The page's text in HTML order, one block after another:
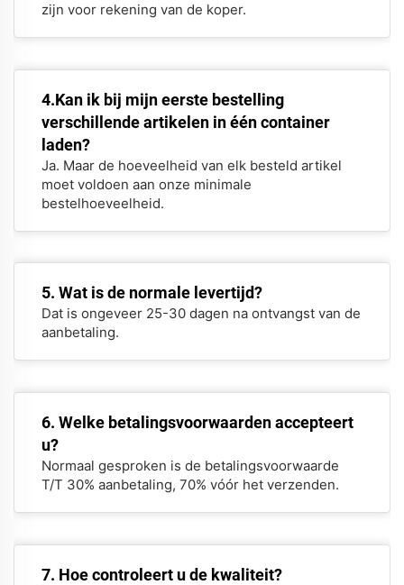
zijn voor rekening van de koper.
4.Kan ik bij mijn eerste bestelling
verschillende artikelen in één container
laden?
Ja. Maar de hoeveelheid van elk besteld artikel
moet voldoen aan onze minimale
bestelhoeveelheid.
5. Wat is de normale levertijd?
Dat is ongeveer 25-30 dagen na ontvangst van de
aanbetaling.
6. Welke betalingsvoorwaarden accepteert
u?
Normaal gesproken is de betalingsvoorwaarde
T/T 30% aanbetaling, 70% vóór het verzenden.
7. Hoe controleert u de kwaliteit?